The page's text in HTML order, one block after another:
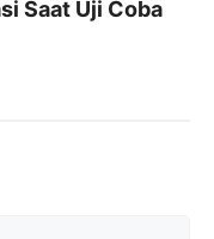
Saat Uji Coba